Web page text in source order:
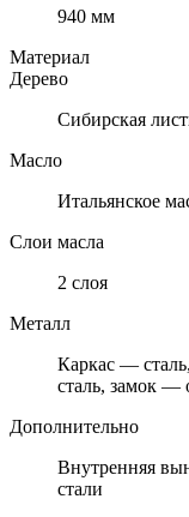
940 мм
Материал
Дерево
Сибирская
Масло
Итальянское
Слои масла
2 слоя
Металл
Каркас —
сталь, замок —
Дополнительно
Внутренняя
стали